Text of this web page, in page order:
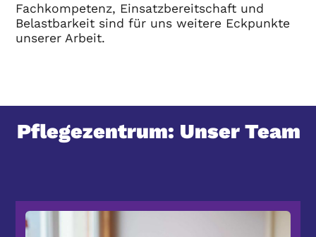
Fachkompetenz, Einsatzbereitschaft und
Belastbarkeit sind für uns weitere Eckpunkte
unserer Arbeit.
Pflegezentrum: Unser Team